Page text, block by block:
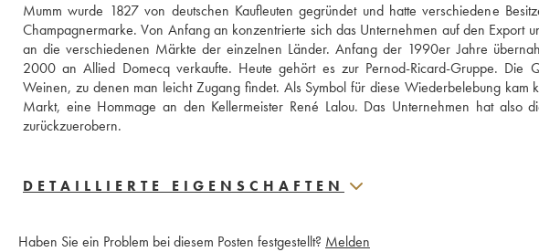
Mumm wurde 1827 von deutschen Kaufleuten gegründet und hatte verschiedene
Champagnermarke. Von Anfang an konzentrierte sich das Unternehmen auf den Export
an die verschiedenen Märkte der einzelnen Länder. Anfang der 1990er Jahre
2000 an Allied Domecq verkaufte. Heute gehört es zur Pernod-Ricard-Gruppe. Die
Weinen, zu denen man leicht Zugang findet. Als Symbol für diese Wiederbelebung kam
Markt, eine Hommage an den Kellermeister René Lalou. Das Unternehmen hat also
zurückzuerobern.
DETAILLIERTE EIGENSCHAFTEN
Haben Sie ein Problem bei diesem Posten festgestellt? Melden